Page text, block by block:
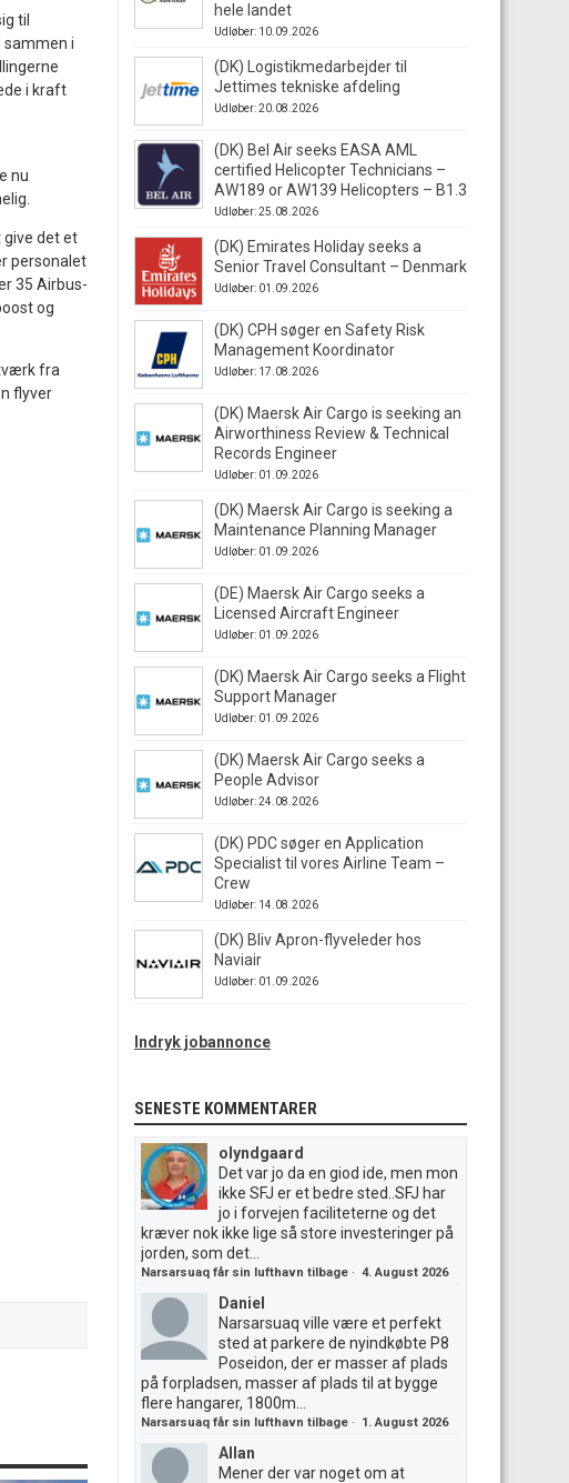
til
sammen i
i kraft
nu
give det et
personalet
35 Airbus-
og
fra
flyver
hele landet
Udløber: 10.09.2026
(DK) Logistikmedarbejder til
Jettimes tekniske afdeling
Udløber: 20.08.2026
(DK) Bel Air seeks EASA AML
certified Helicopter Technicians –
AW189 or AW139 Helicopters – B1.3
Udløber: 25.08.2026
(DK) Emirates Holiday seeks a
Senior Travel Consultant – Denmark
Udløber: 01.09.2026
(DK) CPH søger en Safety Risk
Management Koordinator
Udløber: 17.08.2026
(DK) Maersk Air Cargo is seeking an
Airworthiness Review & Technical
Records Engineer
Udløber: 01.09.2026
(DK) Maersk Air Cargo is seeking a
Maintenance Planning Manager
Udløber: 01.09.2026
(DE) Maersk Air Cargo seeks a
Licensed Aircraft Engineer
Udløber: 01.09.2026
(DK) Maersk Air Cargo seeks a Flight
Support Manager
Udløber: 01.09.2026
(DK) Maersk Air Cargo seeks a
People Advisor
Udløber: 24.08.2026
(DK) PDC søger en Application
Specialist til vores Airline Team –
Crew
Udløber: 14.08.2026
(DK) Bliv Apron-flyveleder hos
Naviair
Udløber: 01.09.2026
Indryk jobannonce
SENESTE KOMMENTARER
olyndgaard
Det var jo da en giod ide, men mon
ikke SFJ er et bedre sted..SFJ har
jo i forvejen faciliteterne og det
kræver nok ikke lige så store investeringer på
jorden, som det...
Narsarsuaq får sin lufthavn tilbage · 4. August 2026
Daniel
Narsarsuaq ville være et perfekt
sted at parkere de nyindkøbte P8
Poseidon, der er masser af plads
på forpladsen, masser af plads til at bygge
flere hangarer, 1800m...
Narsarsuaq får sin lufthavn tilbage · 1. August 2026
Allan
Mener der var noget om at